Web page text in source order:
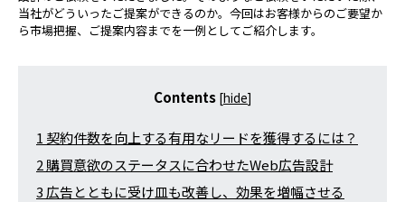
当社がどういったご提案ができるのか。今回はお客様からのご要望か
ら市場把握、ご提案内容までを一例としてご紹介します。
Contents [hide]
1 契約件数を向上する有用なリードを獲得するには？
2 購買意欲のステータスに合わせたWeb広告設計
3 広告とともに受け皿も改善し、効果を増幅させる